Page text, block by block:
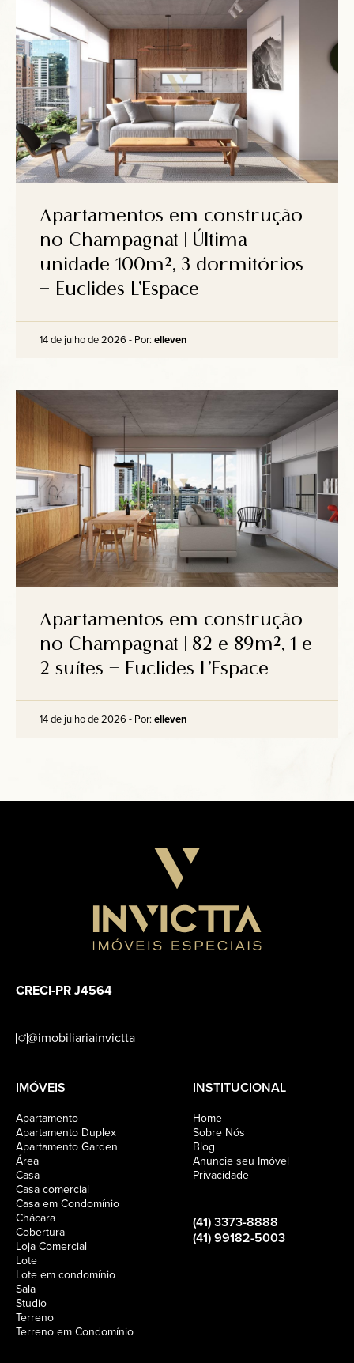
Apartamentos em construção
no Champagnat | Última
unidade 100m², 3 dormitórios
– Euclides L’Espace
14 de julho de 2026 - Por: elleven
Apartamentos em construção
no Champagnat | 82 e 89m², 1 e
2 suítes – Euclides L’Espace
14 de julho de 2026 - Por: elleven
CRECI-PR J4564
@imobiliariainvictta
IMÓVEIS
Apartamento
Apartamento Duplex
Apartamento Garden
Área
Casa
Casa comercial
Casa em Condomínio
Chácara
Cobertura
Loja Comercial
Lote
Lote em condomínio
Sala
Studio
Terreno
Terreno em Condomínio
INSTITUCIONAL
Home
Sobre Nós
Blog
Anuncie seu Imóvel
Privacidade
(41) 3373-8888
(41) 99182-5003